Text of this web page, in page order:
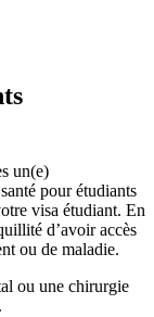
un(e)
pour étudiants
visa étudiant. En
d’avoir accès
ou de maladie.
ou une chirurgie